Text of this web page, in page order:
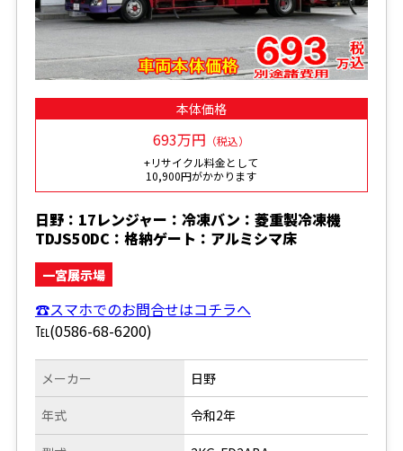
本体価格
693万円 （税込）
+リサイクル料金として
10,900円がかかります
日野：17レンジャー：冷凍バン：菱重製冷凍機
TDJS50DC：格納ゲート：アルミシマ床
一宮展示場
☎スマホでのお問合せはコチラへ
℡(0586-68-6200)
メーカー
年式
日野
令和2年